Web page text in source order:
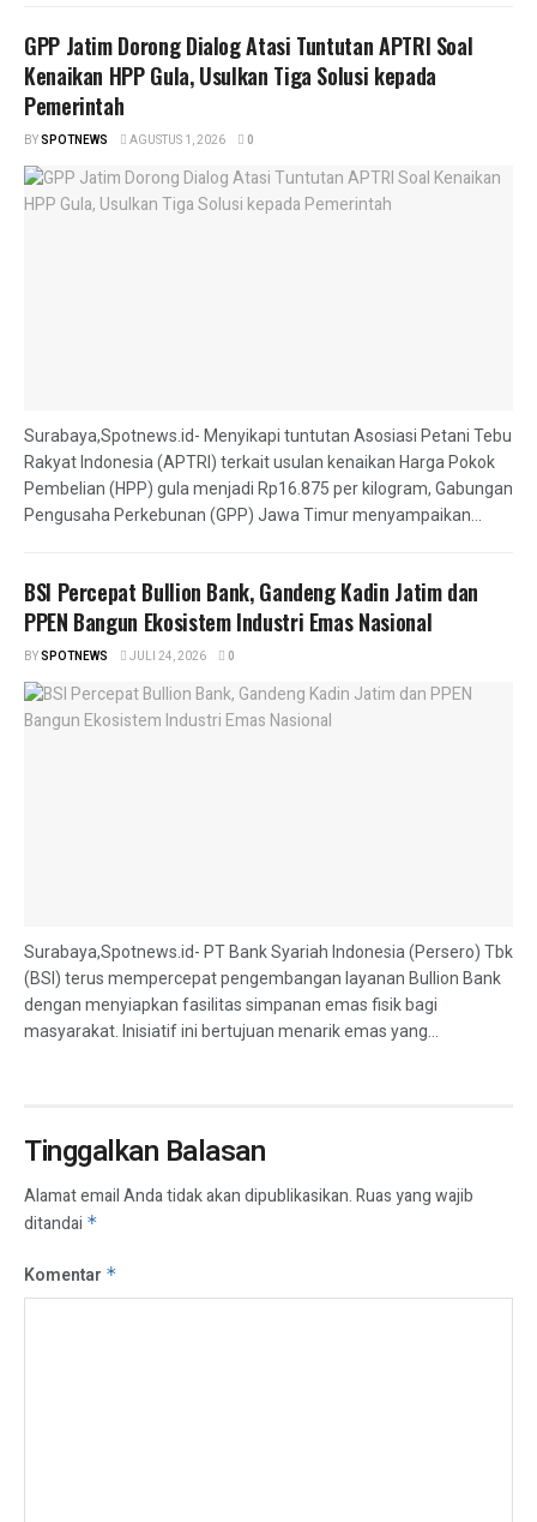
GPP Jatim Dorong Dialog Atasi Tuntutan APTRI Soal
Kenaikan HPP Gula, Usulkan Tiga Solusi kepada
Pemerintah
BYSPOTNEWS AGUSTUS 1, 2026 0
Surabaya,Spotnews.id- Menyikapi tuntutan Asosiasi Petani Tebu
Rakyat Indonesia (APTRI) terkait usulan kenaikan Harga Pokok
Pembelian (HPP) gula menjadi Rp16.875 per kilogram, Gabungan
Pengusaha Perkebunan (GPP) Jawa Timur menyampaikan...
BSI Percepat Bullion Bank, Gandeng Kadin Jatim dan
PPEN Bangun Ekosistem Industri Emas Nasional
BYSPOTNEWS JULI 24, 2026 0
Surabaya,Spotnews.id- PT Bank Syariah Indonesia (Persero) Tbk
(BSI) terus mempercepat pengembangan layanan Bullion Bank
dengan menyiapkan fasilitas simpanan emas fisik bagi
masyarakat. Inisiatif ini bertujuan menarik emas yang...
Tinggalkan Balasan
Alamat email Anda tidak akan dipublikasikan.Ruas yang wajib
ditandai *
Komentar *